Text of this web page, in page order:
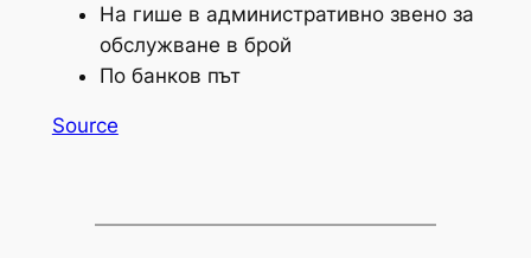
На гише в административно звено за
обслужване в брой
По банков път
Source